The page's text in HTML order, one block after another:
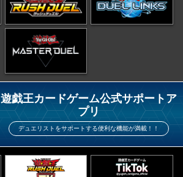
遊戯王カードゲーム公式サポートア
プリ
デュエリストをサポートする便利な機能が満載！！